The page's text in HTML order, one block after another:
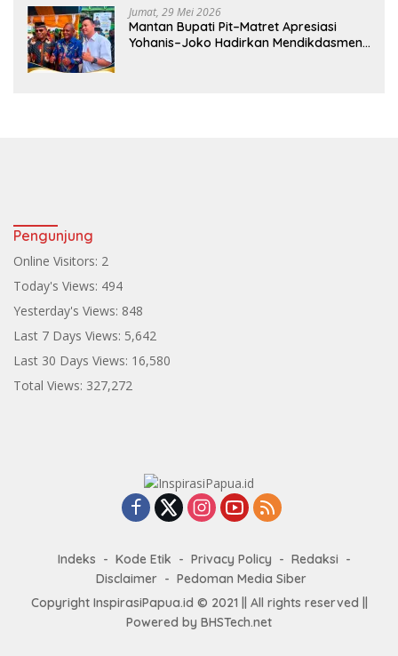
Jumat, 29 Mei 2026
Mantan Bupati Pit–Matret Apresiasi
Yohanis–Joko Hadirkan Mendikdasmen
Pengunjung
Online Visitors: 2
Today's Views: 494
Yesterday's Views: 848
Last 7 Days Views: 5,642
Last 30 Days Views: 16,580
Total Views: 327,272
Indeks Kode Etik Privacy Policy
Redaksi
Disclaimer
Pedoman Media Siber
Copyright InspirasiPapua.id © 2021 || All rights reserved ||
Powered by BHSTech.net